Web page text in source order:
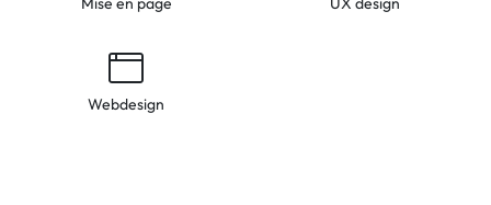
Webdesign